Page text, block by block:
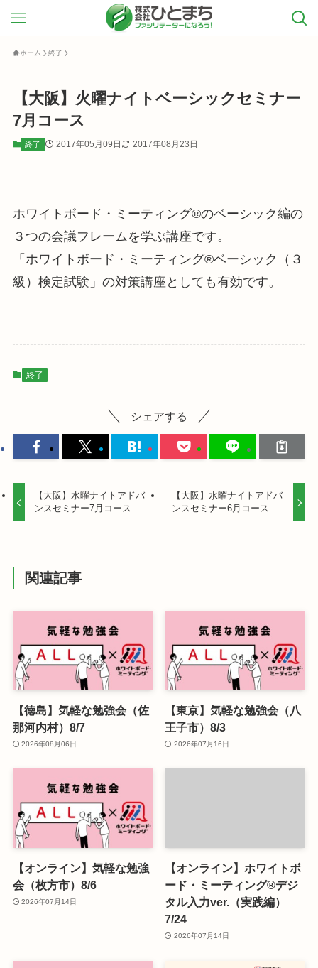
ホーム 終了
【大阪】火曜ナイトベーシックセミナー
7月コース
終了 2017年05月09日 2017年08月23日
ホワイトボード・ミーティング®のベーシック編の
３つの会議フレームを学ぶ講座です。
「ホワイトボード・ミーティング®ベーシック（３
級）検定試験」の対策講座としても有効です。
終了
シェアする
【大阪】水曜ナイトアドバ
ンスセミナー7月コース
【大阪】水曜ナイトアドバ
ンスセミナー6月コース
関連記事
【徳島】気軽な勉強会（佐
那河内村）8/7
2026年08月06日
【東京】気軽な勉強会（八
王子市）8/3
2026年07月16日
【オンライン】気軽な勉強
会（枚方市）8/6
2026年07月14日
【オンライン】ホワイトボ
ード・ミーティング®デジ
タル入力ver.（実践編）
7/24
2026年07月14日